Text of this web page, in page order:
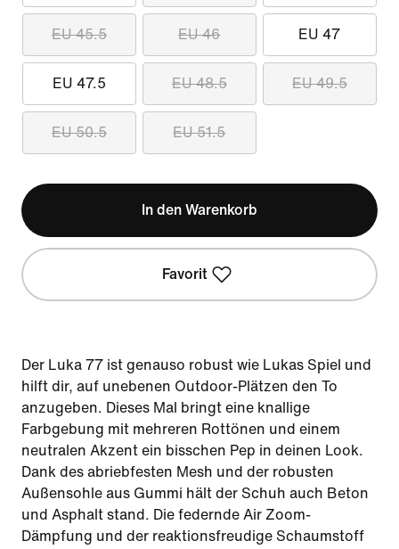
EU 45.5 EU 46 EU 47
EU 47.5 EU 48.5 EU 49.5
EU 50.5 EU 51.5
In den Warenkorb
Favorit
Der Luka 77 ist genauso robust wie Lukas Spiel und
hilft dir, auf unebenen Outdoor-Plätzen den To
anzugeben. Dieses Mal bringt eine knallige
Farbgebung mit mehreren Rottönen und einem
neutralen Akzent ein bisschen Pep in deinen Look.
Dank des abriebfesten Mesh und der robusten
Außensohle aus Gummi hält der Schuh auch Beton
und Asphalt stand. Die federnde Air Zoom-
Dämpfung und der reaktionsfreudige Schaumstoff